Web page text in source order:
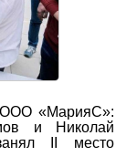
ООО «МарияС»:
и Николай
II место